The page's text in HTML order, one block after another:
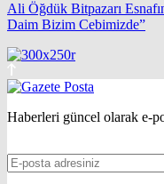
Ali Öğdük Bitpazarı
Daim Bizim Cebimizde”
Haberleri güncel olarak e-